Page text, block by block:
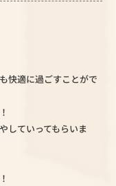
快適に過ごすことがで
していってもらいま